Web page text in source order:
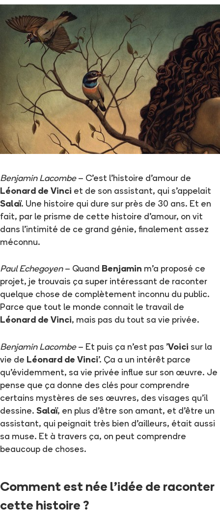
Benjamin Lacombe– C'est l'histoire d'amour de
Léonard de Vinci et de son assistant, qui s'appelait
Salaï. Une histoire qui dure sur près de 30 ans. Et en
fait, par le prisme de cette histoire d'amour, on vit
dans l'intimité de ce grand génie, finalement assez
méconnu.
Paul Echegoyen– Quand Benjamin m'a proposé ce
projet, je trouvais ça super intéressant de raconter
quelque chose de complètement inconnu du public.
Parce que tout le monde connait le travail de
Léonard de Vinci, mais pas du tout sa vie privée.
Benjamin Lacombe– Et puis ça n'est pas 'Voici sur la
vie de Léonard de Vinci'. Ça a un intérêt parce
qu'évidemment, sa vie privée influe sur son œuvre. Je
pense que ça donne des clés pour comprendre
certains mystères de ses œuvres, des visages qu'il
dessine. Salaï, en plus d'être son amant, et d'être un
assistant, qui peignait très bien d'ailleurs, était aussi
sa muse. Et à travers ça, on peut comprendre
beaucoup de choses.
Comment est née l'idée de raconter
cette histoire ?